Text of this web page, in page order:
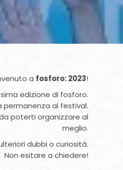
a fosforo: 2023!
edizione di fosforo.
al festival.
poterti organizzare al
meglio.
dubbi o curiosità.
Non esitare a chiedere!